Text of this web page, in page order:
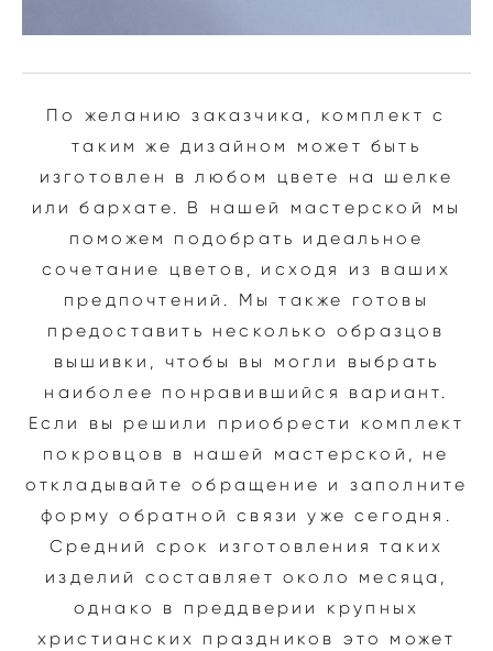
По желанию заказчика, комплект с
таким же дизайном может быть
изготовлен в любом цвете на шелке
или бархате. В нашей мастерской мы
поможем подобрать идеальное
сочетание цветов, исходя из ваших
предпочтений. Мы также готовы
предоставить несколько образцов
вышивки, чтобы вы могли выбрать
наиболее понравившийся вариант.
Если вы решили приобрести комплект
покровцов в нашей мастерской, не
откладывайте обращение и заполните
форму обратной связи уже сегодня.
Средний срок изготовления таких
изделий составляет около месяца,
однако в преддверии крупных
христианских праздников это может